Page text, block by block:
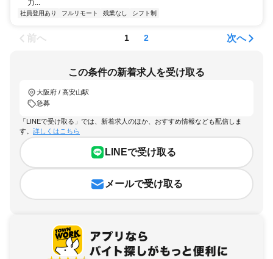
力...
社員登用あり フルリモート 残業なし シフト制
前へ 1 2 次へ
この条件の新着求人を受け取る
大阪府 / 高安山駅
急募
「LINEで受け取る」では、新着求人のほか、おすすめ情報なども配信しま
す。 詳しくはこちら
LINEで受け取る
メールで受け取る